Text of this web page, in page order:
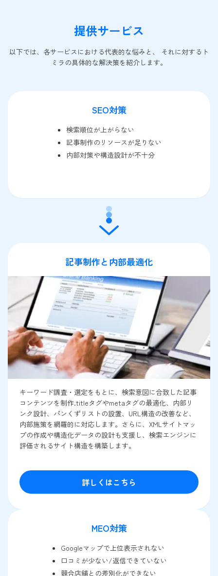
提供サービス
以下では、各サービスにおける代表的な悩みと、 それに対するト
ミラの具体的な解決策を紹介します。
SEO対策
検索順位が上がらない
記事制作のリソースが足りない
内部対策や構造設計が不十分
記事制作と内部最適化
キーワード調査・選定をもとに、検索意図に合致した記事
コンテンツを制作.titleタグやmetaタグの最適化、内部リ
ンク設計、パンくずリストの設置、URL構造の改善など、
内部施策を網羅的に対応します。さらに、XMLサイトマッ
プの作成や構造化データの設計も支援し、検索エンジンに
評価されるサイト構造を構築します。
詳しくはこちら
MEO対策
Googleマップで上位表示されない
口コミが少ない/返信できていない
競合店舗との差別化ができない